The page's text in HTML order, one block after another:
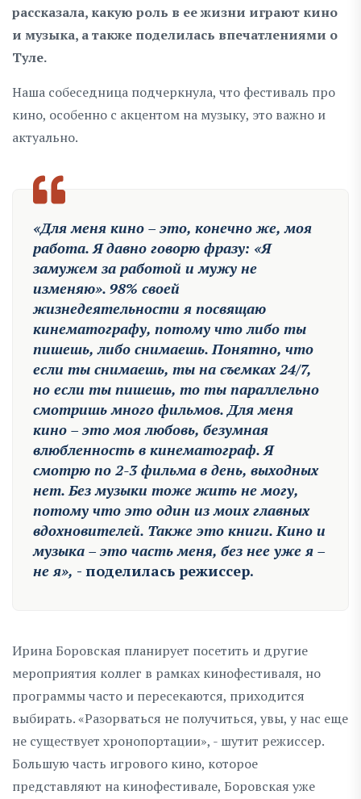
рассказала, какую роль в ее жизни играют кино
и музыка, а также поделилась впечатлениями о
Туле.
Наша собеседница подчеркнула, что фестиваль про
кино, особенно с акцентом на музыку, это важно и
актуально.
«Для меня кино – это, конечно же, моя
работа. Я давно говорю фразу: «Я
замужем за работой и мужу не
изменяю». 98% своей
жизнедеятельности я посвящаю
кинематографу, потому что либо ты
пишешь, либо снимаешь. Понятно, что
если ты снимаешь, ты на съемках 24/7,
но если ты пишешь, то ты параллельно
смотришь много фильмов. Для меня
кино – это моя любовь, безумная
влюбленность в кинематограф. Я
смотрю по 2-3 фильма в день, выходных
нет. Без музыки тоже жить не могу,
потому что это один из моих главных
вдохновителей. Также это книги. Кино и
музыка – это часть меня, без нее уже я –
не я», - поделилась режиссер.
Ирина Боровская планирует посетить и другие
мероприятия коллег в рамках кинофестиваля, но
программы часто и пересекаются, приходится
выбирать. «Разорваться не получиться, увы, у нас еще
не существует хронопортации», - шутит режиссер.
Большую часть игрового кино, которое
представляют на кинофестивале, Боровская уже